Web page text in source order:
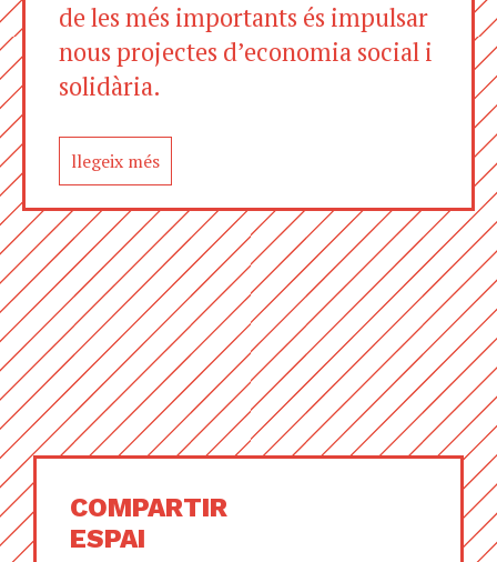
de les més importants és impulsar
nous projectes d’economia social i
solidària.
llegeix més
COMPARTIR
ESPAI